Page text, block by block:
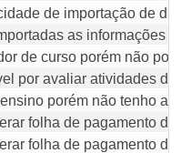
de importação de
as informações
de curso porém não
por avaliar atividades
porém não tenho
folha de pagamento
folha de pagamento